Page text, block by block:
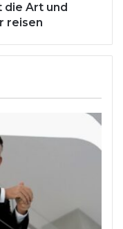
die Art und
reisen